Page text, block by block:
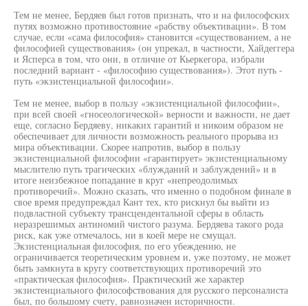
Тем не менее, Бердяев был готов признать, что и на философских
путях возможно противостояние «рабству объективации». В том
случае, если «сама философия» становится «существованием, а не
философией существования» (он упрекал, в частности, Хайдеггера
и Ясперса в том, что они, в отличие от Кьеркегора, избрали
последний вариант - «философию существования»). Этот путь -
путь «экзистенциальной философии».
Тем не менее, выбор в пользу «экзистенциальной философии»,
при всей своей «гносеологической» верности и важности, не дает
еще, согласно Бердяеву, никаких гарантий и никоим образом не
обеспечивает для личности возможность реального прорыва из
мира объективации. Скорее напротив, выбор в пользу
экзистенциальной философии «гарантирует» экзистенциальному
мыслителю путь трагических «блужданий и заблуждений» и в
итоге неизбежное попадание в круг «непреодолимых
противоречий». Можно сказать, что именно о подобном финале в
свое время предупреждал Кант тех, кто рискнул бы выйти из
подвластной субъекту трансцендентальной сферы в область
неразрешимых антиномий чистого разума. Бердяева такого рода
риск, как уже отмечалось, ни в коей мере не смущал.
Экзистенциальная философия, по его убеждению, не
ограничивается теоретическим уровнем и, уже поэтому, не может
быть замкнута в кругу соответствующих противоречий это
«практическая философия». Практический же характер
экзистенциального философствования для русского персоналиста
был, по большому счету, равнозначен историчности.